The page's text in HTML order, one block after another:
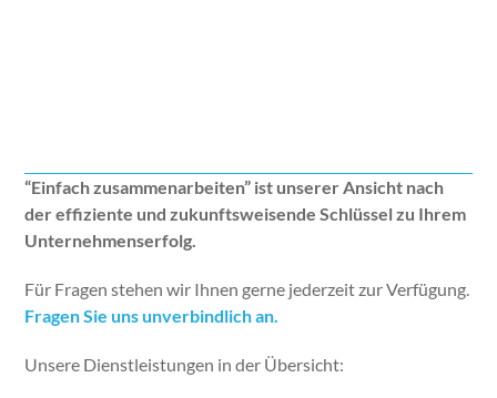
“Ein­fach zusam­me­nar­beit­en” ist unser­er Ansicht nach
der effiziente und zukun­ftsweisende Schlüs­sel zu Ihrem
Unternehmenser­folg.
Für Fra­gen ste­hen wir Ihnen gerne jed­erzeit zur Ver­fü­gung.
Fra­gen Sie uns unverbindlich an.
Unsere Dien­stleis­tun­gen in der Über­sicht: